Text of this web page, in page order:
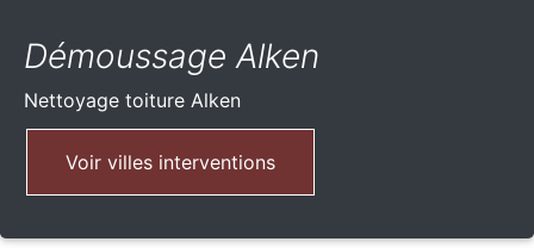
Démoussage Alken
Nettoyage toiture Alken
Voir villes interventions